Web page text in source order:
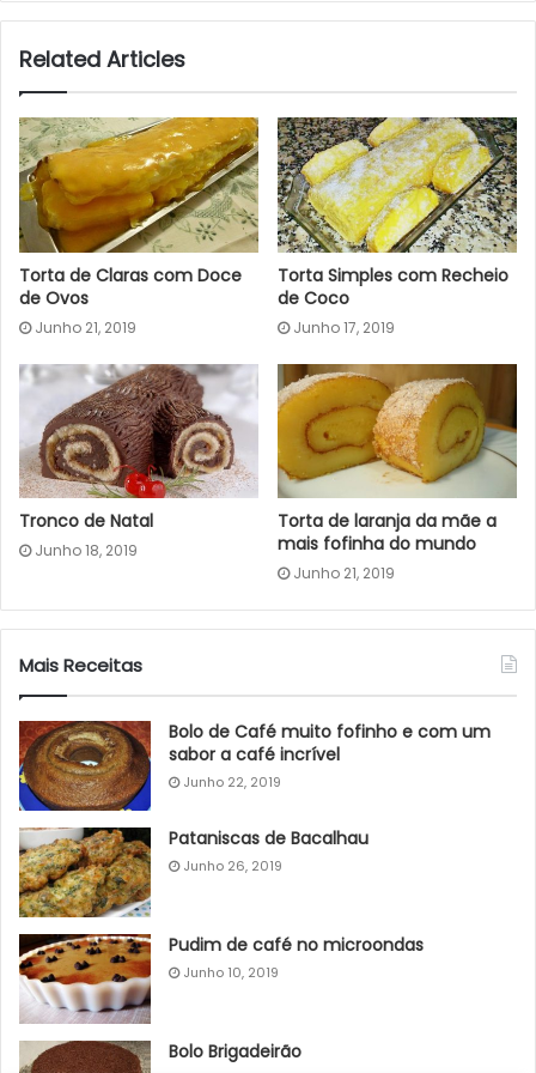
Related Articles
Torta de Claras com Doce
de Ovos
Junho 21, 2019
Torta Simples com Recheio
de Coco
Junho 17, 2019
Tronco de Natal
Junho 18, 2019
Torta de laranja da mãe a
mais fofinha do mundo
Junho 21, 2019
Mais Receitas
Bolo de Café muito fofinho e com um
sabor a café incrível
Junho 22, 2019
Pataniscas de Bacalhau
Junho 26, 2019
Pudim de café no microondas
Junho 10, 2019
Bolo Brigadeirão